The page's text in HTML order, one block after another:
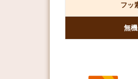
フッ
無機